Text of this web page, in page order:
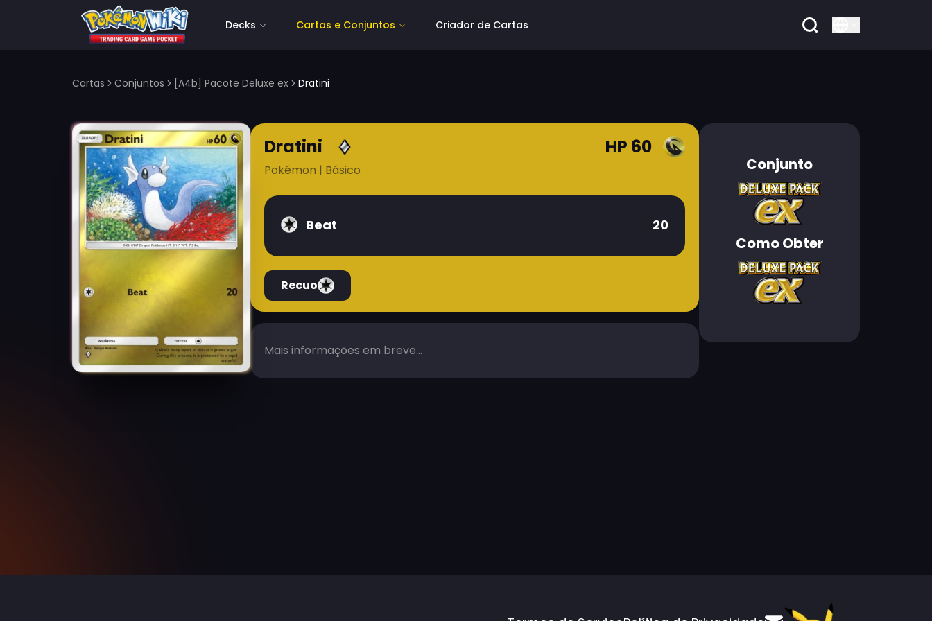
Cartas Conjuntos [A4b] Pacote Deluxe ex Dratini
Decks Cartas e Conjuntos Criador de Cartas
Dratini HP 60
Pokémon | Básico
Beat 20
Recuo
Mais informações em breve...
Conjunto
Como Obter